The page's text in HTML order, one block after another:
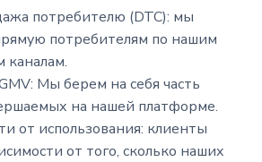
потребителю (DTC): мы
потребителям по нашим
каналам.
Мы берем на себя часть
на нашей платформе.
от использования: клиенты
от того, сколько наших